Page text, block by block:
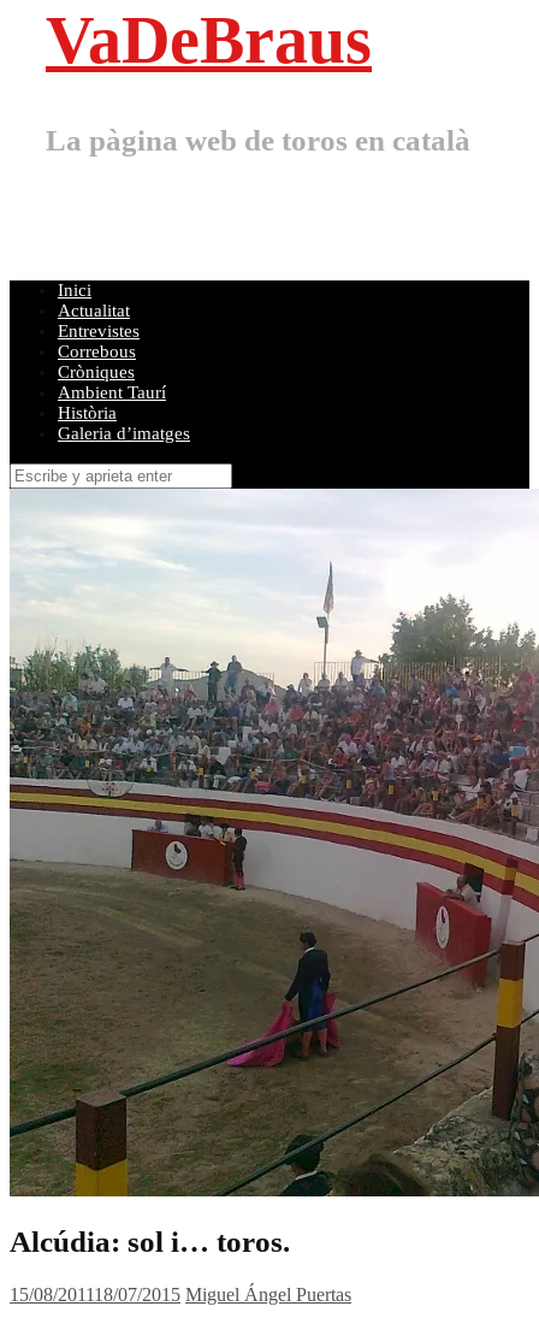
VaDeBraus
La pàgina web de toros en català
Inici
Actualitat
Entrevistes
Correbous
Cròniques
Ambient Taurí
Història
Galeria d’imatges
Buscar
por:
Alcúdia: sol i… toros.
15/08/201118/07/2015 Miguel Ángel Puertas